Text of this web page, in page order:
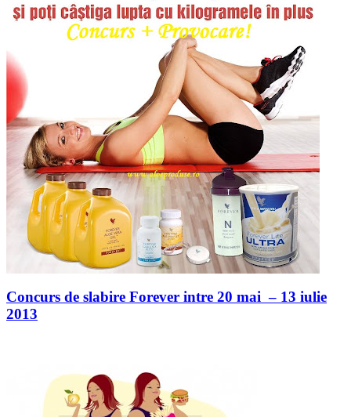
Concurs de slabire Forever intre 20 mai – 13 iulie
2013